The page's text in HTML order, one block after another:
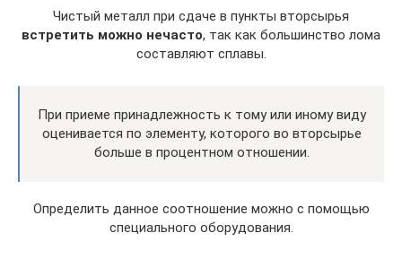
Чистый металл при сдаче в пункты вторсырья
встретить можно нечасто, так как большинство лома
составляют сплавы.
При приеме принадлежность к тому или иному виду
оценивается по элементу, которого во вторсырье
больше в процентном отношении.
Определить данное соотношение можно с помощью
специального оборудования.